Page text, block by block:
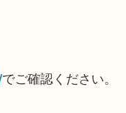
でご確認ください。